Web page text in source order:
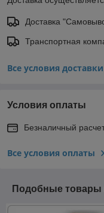
Доставка
Транспортная
Все условия доставки
Условия оплаты
Безналичный
Все условия оплаты
Подобные товары